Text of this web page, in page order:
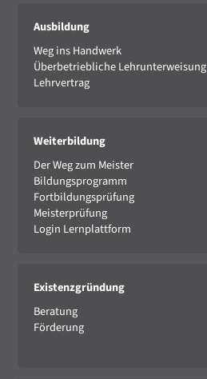
Ausbildung
Weg ins Handwerk
Überbetriebliche Lehrunterweisung
Lehrvertrag
Weiterbildung
Der Weg zum Meister
Bildungsprogramm
Fortbildungsprüfung
Meisterprüfung
Login Lernplattform
Existenzgründung
Beratung
Förderung